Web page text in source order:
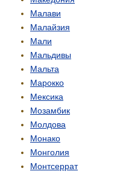
Малави
Малайзия
Мали
Мальдивы
Мальта
Марокко
Мексика
Мозамбик
Молдова
Монако
Монголия
Монтсеррат